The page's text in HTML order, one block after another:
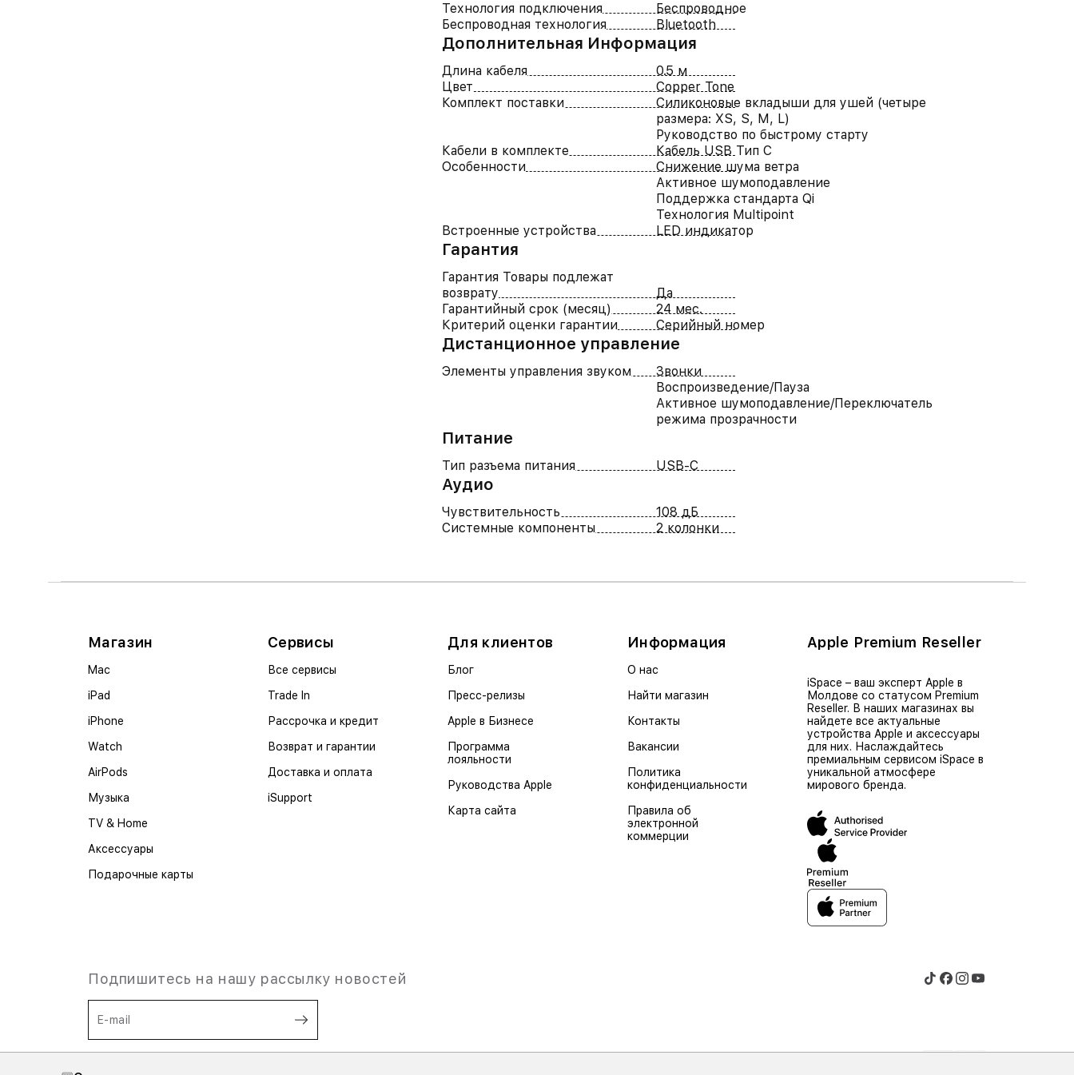
Технология подключения
Беспроводное
Беспроводная технология
Bluetooth
Дополнительная Информация
Длина кабеля
0.5 м
Цвет
Copper Tone
Комплект поставки
Силиконовые вкладыши для ушей (четыре
размера: XS, S, M, L)
Руководство по быстрому старту
Кабели в комплекте
Кабель USB Тип C
Особенности
Снижение шума ветра
Активное шумоподавление
Поддержка стандарта Qi
Технология Multipoint
Встроенные устройства
LED индикатор
Гарантия
Гарантия Товары подлежат
возврату
Да
Гарантийный срок (месяц)
24 мес.
Критерий оценки гарантии
Серийный номер
Дистанционное управление
Элементы управления звуком
Звонки
Воспроизведение/Пауза
Активное шумоподавление/Переключатель
режима прозрачности
Питание
Тип разъема питания USB-C
Аудио
Чувствительность
108 дБ
Системные компоненты
2 колонки
Магазин
Mac
iPad
iPhone
Watch
AirPods
Музыка
TV & Home
Аксессуары
Подарочные карты
Сервисы
Все сервисы
Trade In
Рассрочка и кредит
Возврат и гарантии
Доставка и оплата
iSupport
Для клиентов
Блог
Пресс-релизы
Apple в Бизнесе
Программа
лояльности
Руководства Apple
Карта сайта
Информация
О нас
Найти магазин
Контакты
Вакансии
Политика
конфиденциальности
Правила об
электронной
коммерции
Apple Premium Reseller
iSpace – ваш эксперт Apple в
Молдове со статусом Premium
Reseller. В наших магазинах вы
найдете все актуальные
устройства Apple и аксессуары
для них. Наслаждайтесь
премиальным сервисом iSpace в
уникальной атмосфере
мирового бренда.
Подпишитесь на нашу рассылку новостей
E-mail